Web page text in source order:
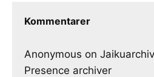
Kommentarer
Anonymous on
Presence archiver